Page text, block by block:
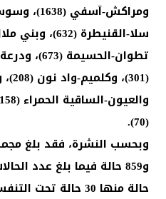
(70).
حالة منها 30 حالة تحت التنفس الاصطناعي الاختراقي.